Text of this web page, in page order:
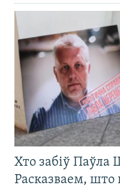
Хто забіў Паўла
Расказваем, што